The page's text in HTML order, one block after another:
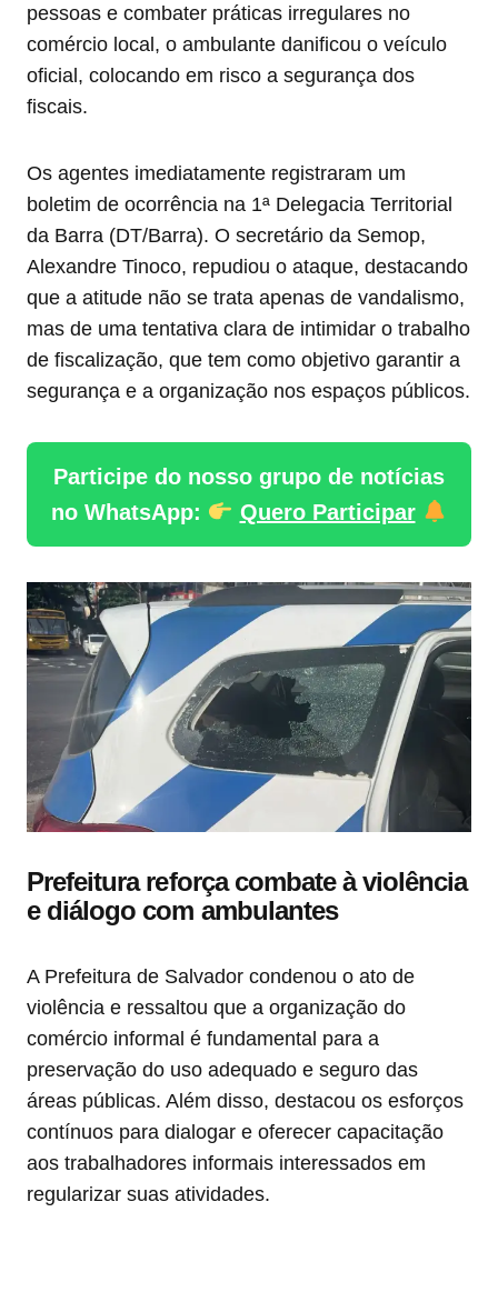
pessoas e combater práticas irregulares no
comércio local, o ambulante danificou o veículo
oficial, colocando em risco a segurança dos
fiscais.
Os agentes imediatamente registraram um
boletim de ocorrência na 1ª Delegacia Territorial
da Barra (DT/Barra). O secretário da Semop,
Alexandre Tinoco, repudiou o ataque, destacando
que a atitude não se trata apenas de vandalismo,
mas de uma tentativa clara de intimidar o trabalho
de fiscalização, que tem como objetivo garantir a
segurança e a organização nos espaços públicos.
Participe do nosso grupo de notícias
no WhatsApp:
Quero Participar
Prefeitura reforça combate à violência
e diálogo com ambulantes
A Prefeitura de Salvador condenou o ato de
violência e ressaltou que a organização do
comércio informal é fundamental para a
preservação do uso adequado e seguro das
áreas públicas. Além disso, destacou os esforços
contínuos para dialogar e oferecer capacitação
aos trabalhadores informais interessados em
regularizar suas atividades.